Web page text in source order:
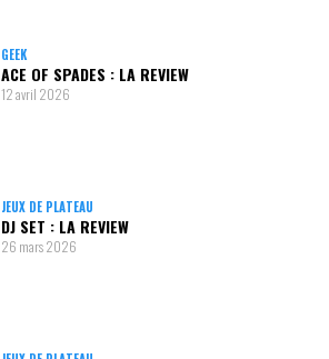
GEEK
ACE OF SPADES : LA REVIEW
12 avril 2026
JEUX DE PLATEAU
DJ SET : LA REVIEW
26 mars 2026